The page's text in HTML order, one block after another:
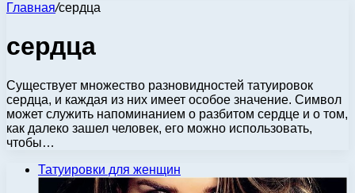
Главная/сердца
сердца
Существует множество разновидностей татуировок
сердца, и каждая из них имеет особое значение. Символ
может служить напоминанием о разбитом сердце и о том,
как далеко зашел человек, его можно использовать,
чтобы…
Татуировки для женщин